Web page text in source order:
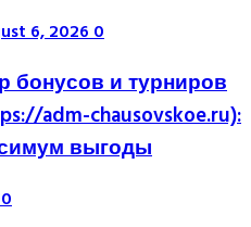
6, 20260
бонусов и турниров
adm-chausovskoe.ru):
выгоды
0